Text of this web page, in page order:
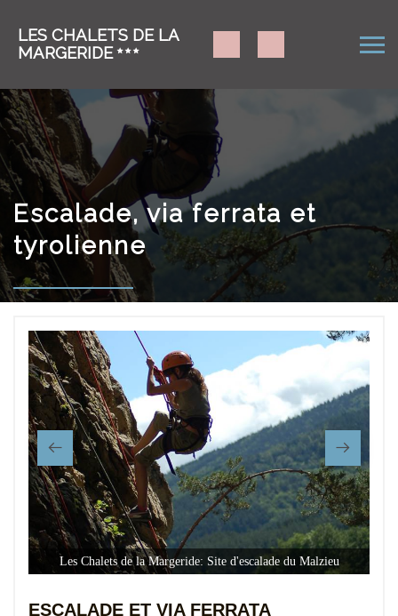
LES CHALETS DE LA
MARGERIDE
Escalade, via ferrata et
tyrolienne
Les Chalets de la Margeride: Site d'escalade du Malzieu
ESCALADE ET VIA FERRATA